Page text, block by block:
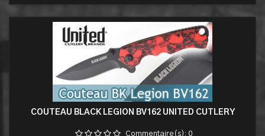
COUTEAU BLACK LEGION BV162 UNITED CUTLERY
Commentaire(s): 0